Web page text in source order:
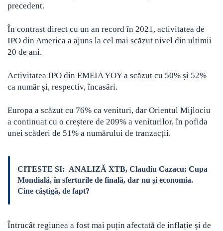
precedent.
În contrast direct cu un an record în 2021, activitatea de
IPO din America a ajuns la cel mai scăzut nivel din ultimii
20 de ani.
Activitatea IPO din EMEIA YOY a scăzut cu 50% și 52%
ca număr și, respectiv, încasări.
Europa a scăzut cu 76% ca venituri, dar Orientul Mijlociu
a continuat cu o creștere de 209% a veniturilor, în pofida
unei scăderi de 51% a numărului de tranzacții.
CITESTE SI: ANALIZĂ XTB, Claudiu Cazacu: Cupa
Mondială, în sferturile de finală, dar nu și economia.
Cine câștigă, de fapt?
Întrucât regiunea a fost mai puțin afectată de inflație și de